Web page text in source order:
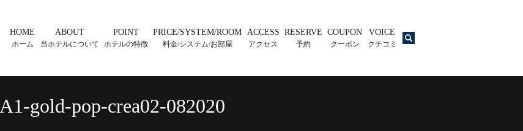
HOME
ホーム
ABOUT
当ホテルについて
POINT
ホテルの特徴
PRICE/SYSTEM/ROOM
料金/システム/お部屋
ACCESS
アクセス
RESERVE
予約
COUPON
クーポン
VOICE
クチコミ
A1-gold-pop-crea02-082020